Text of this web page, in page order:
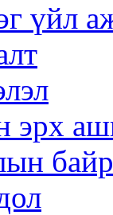
үйл
эрх
байр